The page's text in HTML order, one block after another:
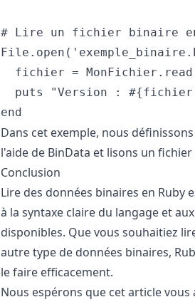
# Lire un fichier binaire
fichier =
puts "Version :
Dans cet exemple, nous
l'aide de BinData et lisons un
Conclusion
Lire des données binaires en Ruby
à la syntaxe claire du langage et
disponibles. Que vous souhaitiez
autre type de données binaires,
le faire efficacement.
Nous espérons que cet article